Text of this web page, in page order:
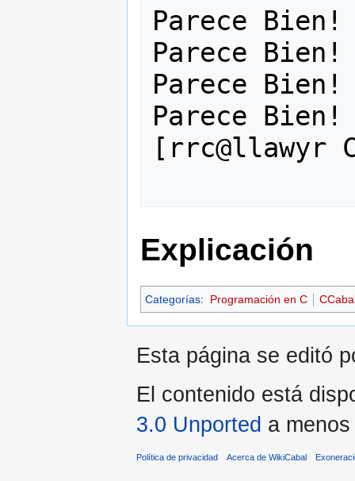
Parece Bien!
Parece Bien!
Parece Bien!
Parece Bien!
[rrc@llawyr
Explicación
Categorías: Programación en C
Esta página se editó
El contenido está
3.0 Unported a
Política de privacidad Acerca de WikiCabal